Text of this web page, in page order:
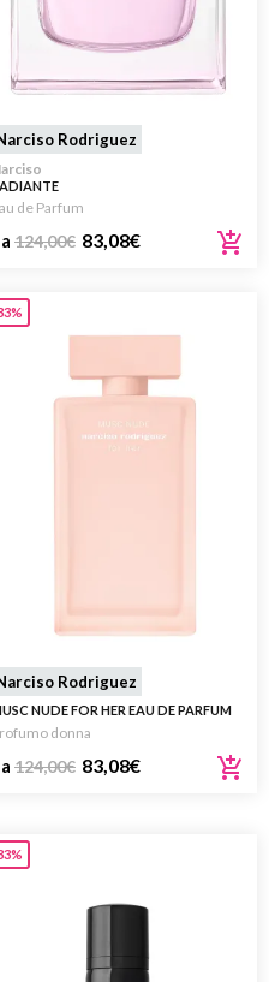
Rodriguez
de Parfum
124,00€ 83,08€
Rodriguez
NUDE FOR HER EAU DE PARFUM
donna
124,00€ 83,08€